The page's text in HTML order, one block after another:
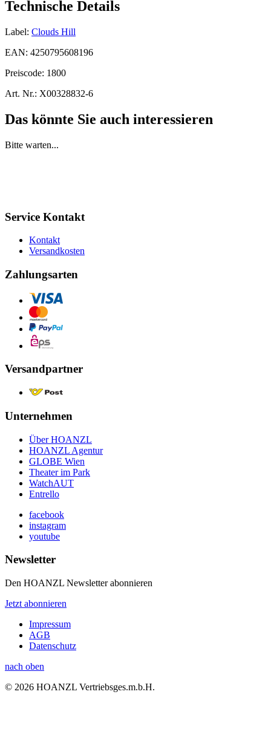
Technische Details
Label: Clouds Hill
EAN: 4250795608196
Preiscode: 1800
Art. Nr.: X00328832-6
Das könnte Sie auch interessieren
Bitte warten...
Service Kontakt
Kontakt
Versandkosten
Zahlungsarten
Versandpartner
Unternehmen
Über HOANZL
HOANZL Agentur
GLOBE Wien
Theater im Park
WatchAUT
Entrello
facebook
instagram
youtube
Newsletter
Den HOANZL Newsletter abonnieren
Jetzt abonnieren
Impressum
AGB
Datenschutz
nach oben
© 2026 HOANZL Vertriebsges.m.b.H.